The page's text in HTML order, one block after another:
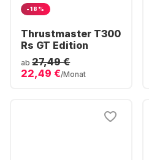
-18%
Thrustmaster T300
Rs GT Edition
ab 27,49 €
22,49 €/Monat